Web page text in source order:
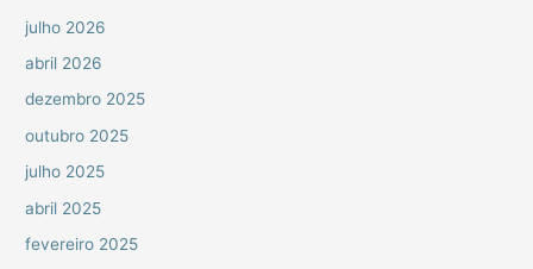
julho 2026
abril 2026
dezembro 2025
outubro 2025
julho 2025
abril 2025
fevereiro 2025